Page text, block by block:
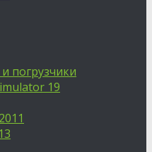
погрузчики
19